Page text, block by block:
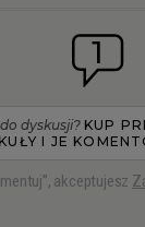
1
dyskusji? KUP
I JE
akceptujesz